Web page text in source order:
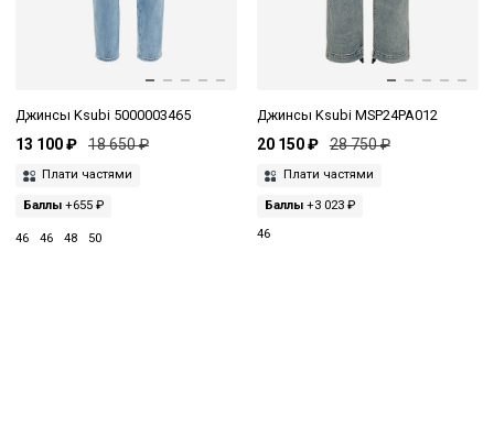
Джинсы Ksubi 5000003465
13 100 ₽ 18 650 ₽
Плати частями
Баллы +655 ₽
46 46 48 50
Джинсы Ksubi MSP24PA012
20 150 ₽ 28 750 ₽
Плати частями
Баллы+3 023 ₽
46